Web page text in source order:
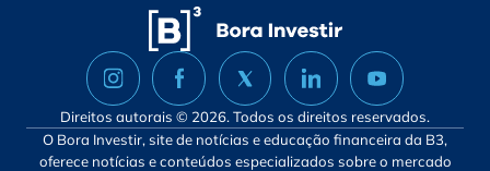
Direitos autorais © 2026. Todos os direitos reservados.
O Bora Investir, site de notícias e educação financeira da B3,
oferece notícias e conteúdos especializados sobre o mercado